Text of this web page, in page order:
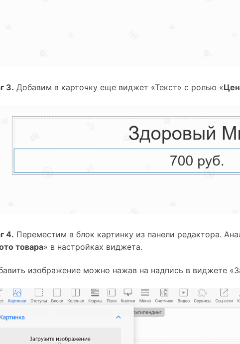
3. Добавим в карточку еще виджет «Текст» с ролью «
4. Переместим в блок картинку из панели редактора.
товара» в настройках виджета.
изображение можно нажав на надпись в виджете